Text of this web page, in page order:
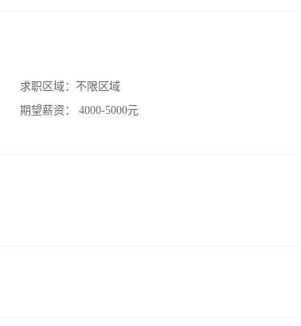
求职区域： 不限区域
期望薪资：
4000-5000元